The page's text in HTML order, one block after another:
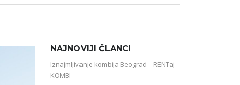
NAJNOVIJI ČLANCI
Iznajmljivanje kombija Beograd – RENTaj
KOMBI